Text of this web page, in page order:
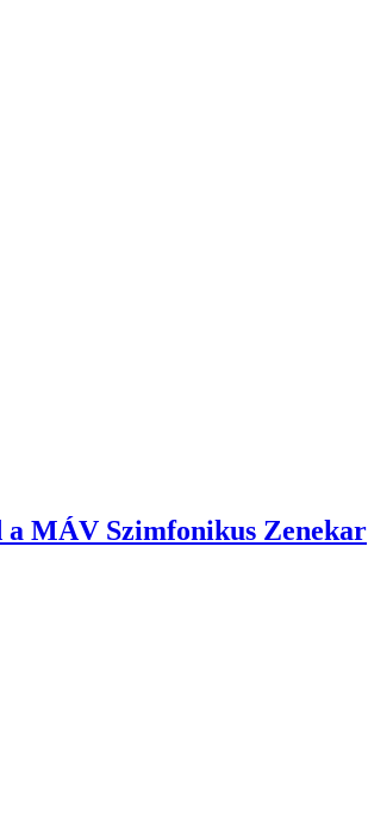
a MÁV Szimfonikus Zenekar